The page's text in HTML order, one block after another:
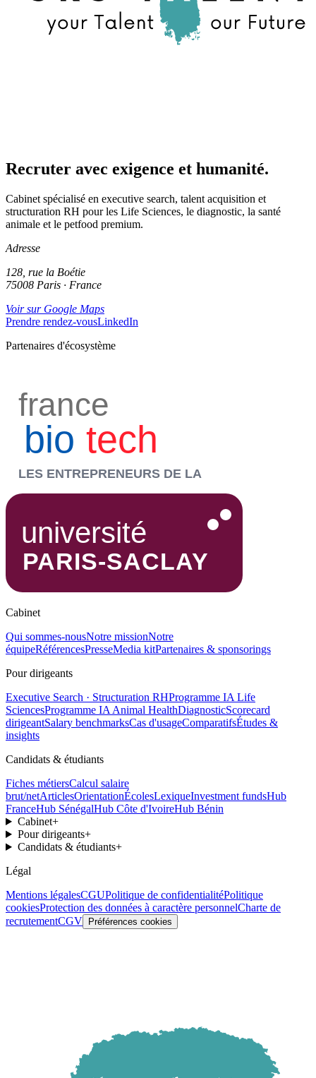
Recruter avec exigence et humanité.
Cabinet spécialisé en executive search, talent acquisition et
structuration RH pour les Life Sciences, le diagnostic, la santé
animale et le petfood premium.
Adresse
128, rue la Boétie
75008 Paris · France
Voir sur Google Maps
Prendre rendez-vousLinkedIn
Partenaires d'écosystème
Cabinet
Qui sommes-nousNotre missionNotre
équipeRéférencesPresseMedia kitPartenaires & sponsorings
Pour dirigeants
Executive Search · Structuration RHProgramme IA Life
SciencesProgramme IA Animal HealthDiagnosticScorecard
dirigeantSalary benchmarksCas d'usageComparatifsÉtudes &
insights
Candidats & étudiants
Fiches métiersCalcul salaire
brut/netArticlesOrientationÉcolesLexiqueInvestment fundsHub
FranceHub SénégalHub Côte d'IvoireHub Bénin
Cabinet+
Pour dirigeants+
Candidats & étudiants+
Légal
Mentions légalesCGUPolitique de confidentialitéPolitique
cookiesProtection des données à caractère personnelCharte de
recrutementCGV Préférences cookies